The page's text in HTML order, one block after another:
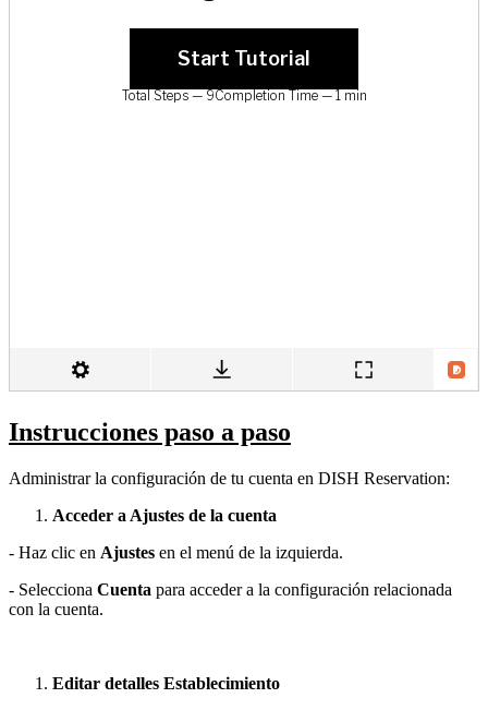
Instrucciones paso a paso
Administrar la configuración de tu cuenta en DISH Reservation:
Acceder a Ajustes de la cuenta
- Haz clic en Ajustes en el menú de la izquierda.
- Selecciona Cuenta para acceder a la configuración relacionada
con la cuenta.
Editar detalles Establecimiento